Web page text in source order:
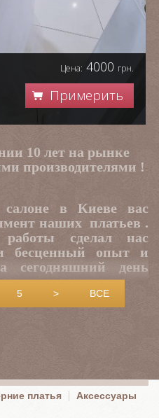
Цена: 4000 грн.
Примерить
10 лет на рынке
производителями !
в Киеве вас
наших платьев .
сделал нас
бесценный опыт и
сегодняшний день
лидеров в
салона
понять желания
вечерних. У нас вы
шить под
5 > ВСЕ
платья Аксессуары